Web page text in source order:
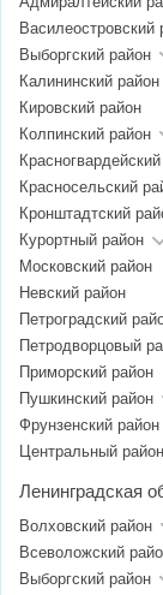
Василеостровский
Выборгский район
Калининский район
Кировский район
Колпинский район
Красносельский
Кронштадтский
Курортный район
Московский район
Невский район
Петроградский
Петродворцовый
Приморский район
Пушкинский район
Фрунзенский район
Центральный район
Ленинградская
Волховский район
Всеволожский
Выборгский район